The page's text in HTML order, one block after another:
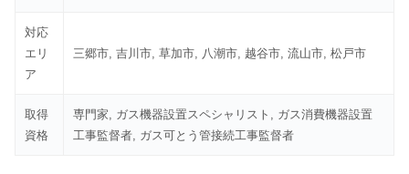
対応
エリ
ア
三郷市, 吉川市, 草加市, 八潮市, 越谷市, 流山市, 松戸市
取得
資格
専門家, ガス機器設置スペシャリスト, ガス消費機器設置
工事監督者, ガス可とう管接続工事監督者